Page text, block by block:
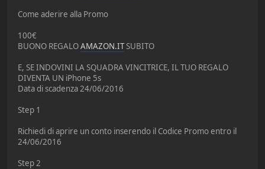
Come aderire alla Promo
100€
BUONO REGALOAMAZON.ITSUBITO
E, SE INDOVINI LA SQUADRA VINCITRICE, IL TUO REGALO
DIVENTA UN iPhone 5s
Data di scadenza 24/06/2016
Step 1
Richiedi di aprire un conto inserendo il Codice Promo entro il
24/06/2016
Step 2